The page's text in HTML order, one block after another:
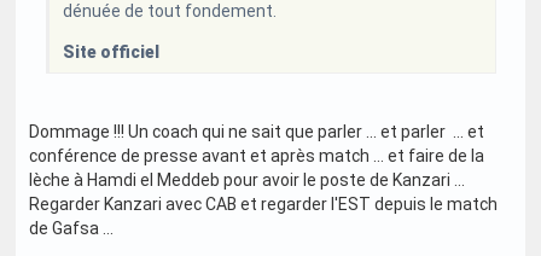
dénuée de tout fondement.
Site officiel
Dommage !!! Un coach qui ne sait que parler ... et parler ... et
conférence de presse avant et après match ... et faire de la
lèche à Hamdi el Meddeb pour avoir le poste de Kanzari ...
Regarder Kanzari avec CAB et regarder l'EST depuis le match
de Gafsa ...